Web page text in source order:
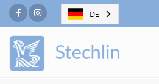
FacebookInstagram DE